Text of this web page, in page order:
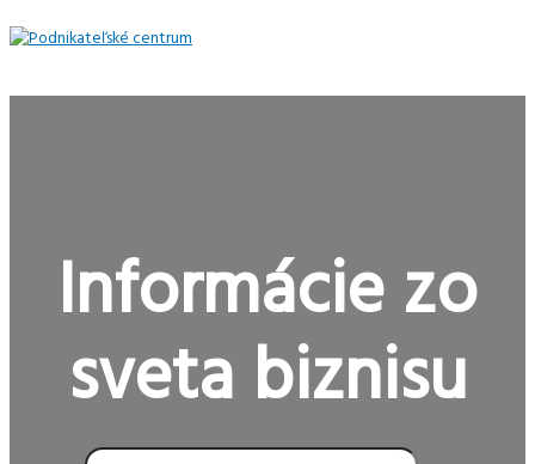
Preskočiť
na
Menu
Informácie zo
sveta biznisu